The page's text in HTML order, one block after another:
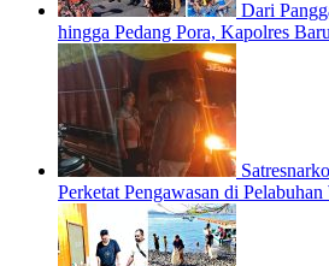
Dari
hingga Pedang Pora, Kapolres
Perketat Pengawasan di